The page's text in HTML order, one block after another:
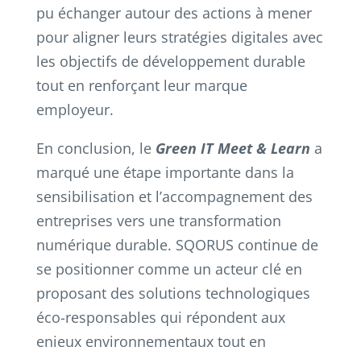
pu échanger autour des actions à mener
pour aligner leurs stratégies digitales avec
les objectifs de développement durable
tout en renforçant leur marque
employeur.
En conclusion, le Green IT Meet & Learn a
marqué une étape importante dans la
sensibilisation et l’accompagnement des
entreprises vers une transformation
numérique durable. SQORUS continue de
se positionner comme un acteur clé en
proposant des solutions technologiques
éco-responsables qui répondent aux
enjeux environnementaux tout en